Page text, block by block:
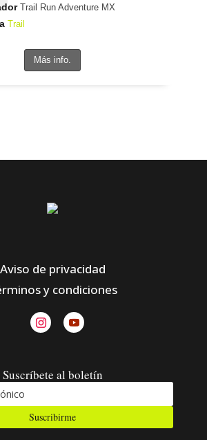
Trail Run Adventure MX
Trail
Más info.
Aviso de privacidad
y condiciones
Suscríbete al boletín
Suscribirme